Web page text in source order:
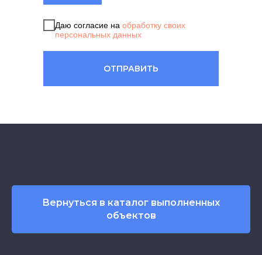
Даю согласие на обработку своих
персональных данных
ОТПРАВИТЬ
Вернуться в каталог выполненных
объектов